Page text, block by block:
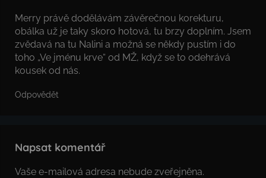
Merry právě dodělávám závěrečnou korekturu,
obálka už je taky skoro hotová, tu brzy doplním. Jsem
zvědavá na tu Nalini a možná se někdy pustím i do
toho „Ve jménu krve“ od MŽ, když se to odehrává
kousek od nás.
Odpovědět
Napsat komentář
Vaše e-mailová adresa nebude zveřejněna.